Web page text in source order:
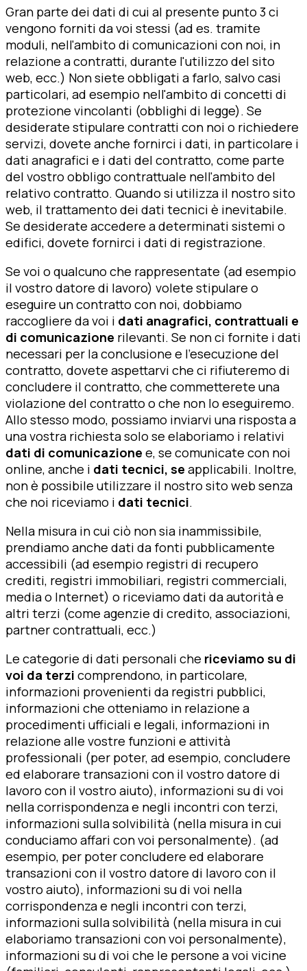
Gran parte dei dati di cui al presente punto 3 ci
vengono forniti da voi stessi (ad es. tramite
moduli, nell'ambito di comunicazioni con noi, in
relazione a contratti, durante l'utilizzo del sito
web, ecc.) Non siete obbligati a farlo, salvo casi
particolari, ad esempio nell'ambito di concetti di
protezione vincolanti (obblighi di legge). Se
desiderate stipulare contratti con noi o richiedere
servizi, dovete anche fornirci i dati, in particolare i
dati anagrafici e i dati del contratto, come parte
del vostro obbligo contrattuale nell'ambito del
relativo contratto. Quando si utilizza il nostro sito
web, il trattamento dei dati tecnici è inevitabile.
Se desiderate accedere a determinati sistemi o
edifici, dovete fornirci i dati di registrazione.
Se voi o qualcuno che rappresentate (ad esempio
il vostro datore di lavoro) volete stipulare o
eseguire un contratto con noi, dobbiamo
raccogliere da voi i dati anagrafici, contrattuali e
di comunicazione rilevanti. Se non ci fornite i dati
necessari per la conclusione e l'esecuzione del
contratto, dovete aspettarvi che ci rifiuteremo di
concludere il contratto, che commetterete una
violazione del contratto o che non lo eseguiremo.
Allo stesso modo, possiamo inviarvi una risposta a
una vostra richiesta solo se elaboriamo i relativi
dati di comunicazione e, se comunicate con noi
online, anche i dati tecnici, se applicabili. Inoltre,
non è possibile utilizzare il nostro sito web senza
che noi riceviamo i dati tecnici.
Nella misura in cui ciò non sia inammissibile,
prendiamo anche dati da fonti pubblicamente
accessibili (ad esempio registri di recupero
crediti, registri immobiliari, registri commerciali,
media o Internet) o riceviamo dati da autorità e
altri terzi (come agenzie di credito, associazioni,
partner contrattuali, ecc.)
Le categorie di dati personali che riceviamo su di
voi da terzi comprendono, in particolare,
informazioni provenienti da registri pubblici,
informazioni che otteniamo in relazione a
procedimenti ufficiali e legali, informazioni in
relazione alle vostre funzioni e attività
professionali (per poter, ad esempio, concludere
ed elaborare transazioni con il vostro datore di
lavoro con il vostro aiuto), informazioni su di voi
nella corrispondenza e negli incontri con terzi,
informazioni sulla solvibilità (nella misura in cui
conduciamo affari con voi personalmente). (ad
esempio, per poter concludere ed elaborare
transazioni con il vostro datore di lavoro con il
vostro aiuto), informazioni su di voi nella
corrispondenza e negli incontri con terzi,
informazioni sulla solvibilità (nella misura in cui
elaboriamo transazioni con voi personalmente),
informazioni su di voi che le persone a voi vicine